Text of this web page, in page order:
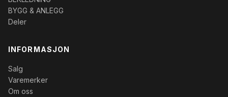
BYGG & ANLEGG
Deler
INFORMASJON
Salg
Varemerker
Om oss